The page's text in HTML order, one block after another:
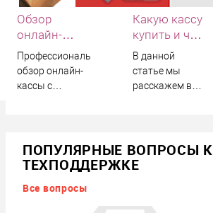
Обзор
онлайн-
кассы Атол
91Ф
Профессиональный
обзор онлайн-
кассы с
Какую кассу
купить и что
для этого
нужно
В данной
статье мы
расскажем вам,
сопутствующие
услуги и
ПОПУЛЯРНЫЕ ВОПРОСЫ К
ТЕХПОДДЕРЖКЕ
Все вопросы